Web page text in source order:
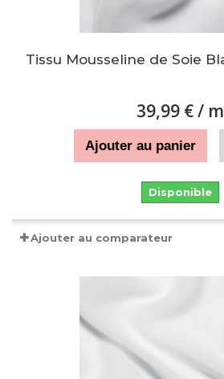
Tissu Mousseline de Soie
39,99 €/ m
Ajouter au panier
Disponible
Ajouter au comparateur